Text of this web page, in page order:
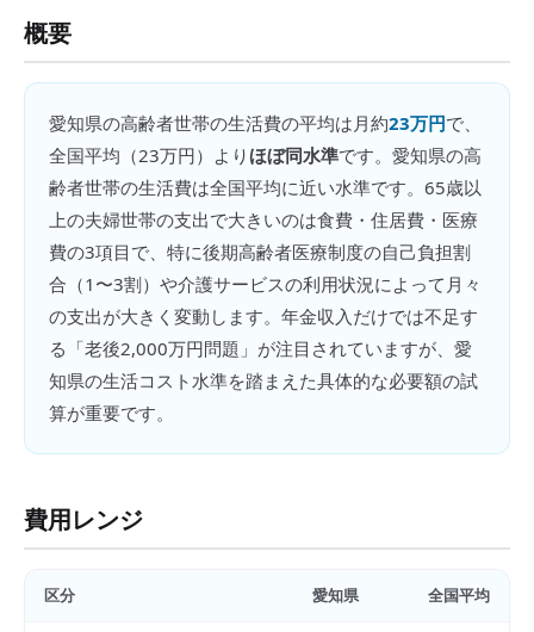
概要
愛知県の高齢者世帯の生活費の平均は月約23万円で、
全国平均（23万円）よりほぼ同水準です。 愛知県の高
齢者世帯の生活費は全国平均に近い水準です。65歳以
上の夫婦世帯の支出で大きいのは食費・住居費・医療
費の3項目で、特に後期高齢者医療制度の自己負担割
合（1〜3割）や介護サービスの利用状況によって月々
の支出が大きく変動します。年金収入だけでは不足す
る「老後2,000万円問題」が注目されていますが、愛
知県の生活コスト水準を踏まえた具体的な必要額の試
算が重要です。
費用レンジ
区分 愛知県 全国平均